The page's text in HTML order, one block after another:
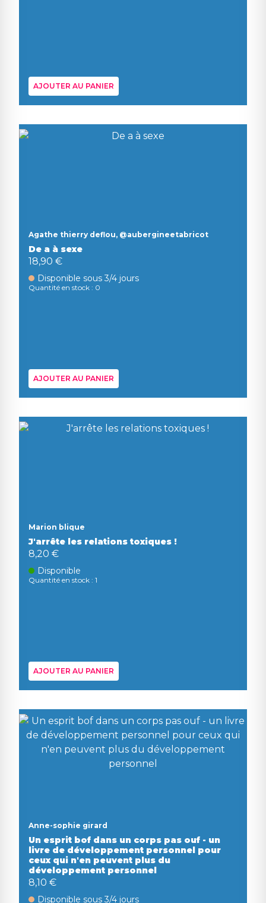
AJOUTER AU PANIER
Agathe thierry deflou, @aubergineetabricot
De a à sexe
18,90 €
Disponible sous 3/4 jours
Quantité en stock : 0
AJOUTER AU PANIER
Marion blique
J'arrête les relations toxiques !
8,20 €
Disponible
Quantité en stock : 1
AJOUTER AU PANIER
Anne-sophie girard
Un esprit bof dans un corps pas ouf - un
livre de développement personnel pour
ceux qui n'en peuvent plus du
développement personnel
8,10 €
Disponible sous 3/4 jours